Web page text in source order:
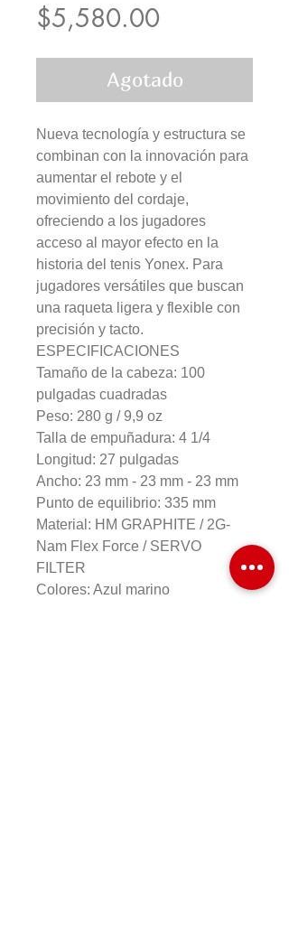
$5,580.00
de
oferta
Agotado
Nueva tecnología y estructura se
combinan con la innovación para
aumentar el rebote y el
movimiento del cordaje,
ofreciendo a los jugadores
acceso al mayor efecto en la
historia del tenis Yonex. Para
jugadores versátiles que buscan
una raqueta ligera y flexible con
precisión y tacto.
ESPECIFICACIONES
Tamaño de la cabeza: 100
pulgadas cuadradas
Peso: 280 g / 9,9 oz
Talla de empuñadura: 4 1/4
Longitud: 27 pulgadas
Ancho: 23 mm - 23 mm - 23 mm
Punto de equilibrio: 335 mm
Material: HM GRAPHITE / 2G-
Nam Flex Force / SERVO
FILTER
Colores: Azul marino